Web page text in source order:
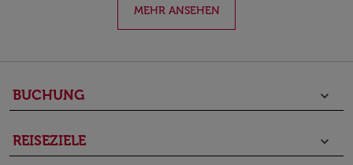
MEHR ANSEHEN
BUCHUNG keyboard_arrow_down
REISEZIELE keyboard_arrow_down